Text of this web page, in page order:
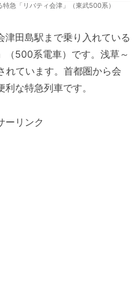
急「リバティ会津」（東武500系）
田島駅まで乗り入れている
（500系電車）です。浅草～
れています。首都圏から会
な特急列車です。
ーリンク